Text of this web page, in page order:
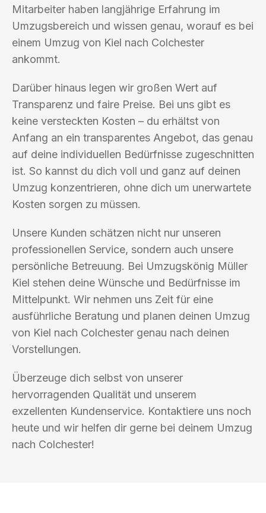
Mitarbeiter haben langjährige Erfahrung im
Umzugsbereich und wissen genau, worauf es bei
einem Umzug von Kiel nach Colchester
ankommt.
Darüber hinaus legen wir großen Wert auf
Transparenz und faire Preise. Bei uns gibt es
keine versteckten Kosten – du erhältst von
Anfang an ein transparentes Angebot, das genau
auf deine individuellen Bedürfnisse zugeschnitten
ist. So kannst du dich voll und ganz auf deinen
Umzug konzentrieren, ohne dich um unerwartete
Kosten sorgen zu müssen.
Unsere Kunden schätzen nicht nur unseren
professionellen Service, sondern auch unsere
persönliche Betreuung. Bei Umzugskönig Müller
Kiel stehen deine Wünsche und Bedürfnisse im
Mittelpunkt. Wir nehmen uns Zeit für eine
ausführliche Beratung und planen deinen Umzug
von Kiel nach Colchester genau nach deinen
Vorstellungen.
Überzeuge dich selbst von unserer
hervorragenden Qualität und unserem
exzellenten Kundenservice. Kontaktiere uns noch
heute und wir helfen dir gerne bei deinem Umzug
nach Colchester!